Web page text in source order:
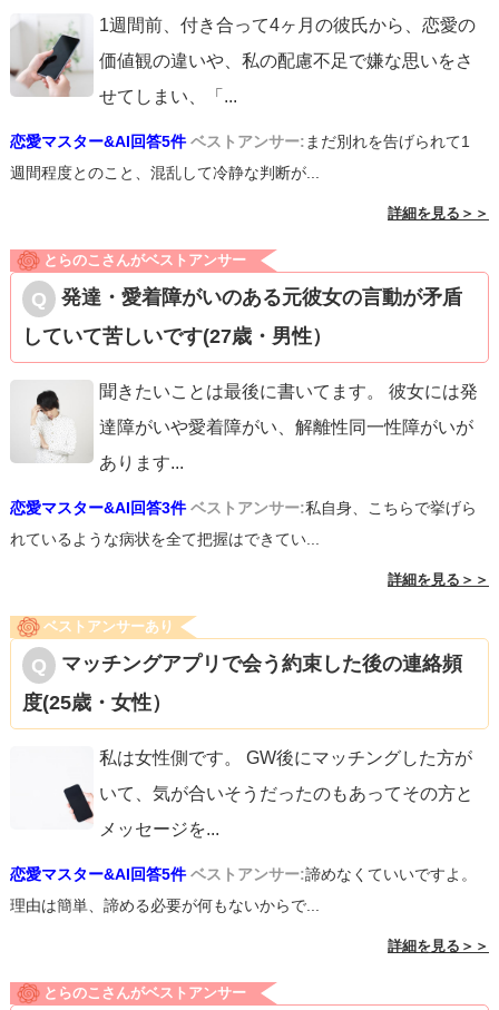
1週間前、付き合って4ヶ月の彼氏から、恋愛の
価値観の違いや、私の配慮不足で嫌な思いをさ
せてしまい、「 ...
恋愛マスター&AI回答5件 ベストアンサー: まだ別れを告げられて1
週間程度とのこと、混乱して冷静な判断が...
詳細を見る＞＞
とらのこさんがベストアンサー
発達・愛着障がいのある元彼女の言動が矛盾
していて苦しいです(27歳・男性）
聞きたいことは最後に書いてます。 彼女には発
達障がいや愛着障がい、解離性同一性障がいが
あります...
恋愛マスター&AI回答3件 ベストアンサー:私自身、こちらで挙げら
れているような病状を全て把握はできてい...
詳細を見る＞＞
ベストアンサーあり
マッチングアプリで会う約束した後の連絡頻
度(25歳・女性）
私は女性側です。 GW後にマッチングした方が
いて、気が合いそうだったのもあってその方と
メッセージを...
恋愛マスター&AI回答5件 ベストアンサー:諦めなくていいですよ。
理由は簡単、諦める必要が何もないからで...
詳細を見る＞＞
とらのこさんがベストアンサー